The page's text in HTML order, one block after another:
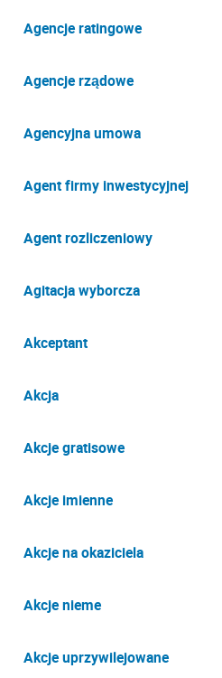
Agencje ratingowe
Agencje rządowe
Agencyjna umowa
Agent firmy inwestycyjnej
Agent rozliczeniowy
Agitacja wyborcza
Akceptant
Akcja
Akcje gratisowe
Akcje imienne
Akcje na okaziciela
Akcje nieme
Akcje uprzywilejowane